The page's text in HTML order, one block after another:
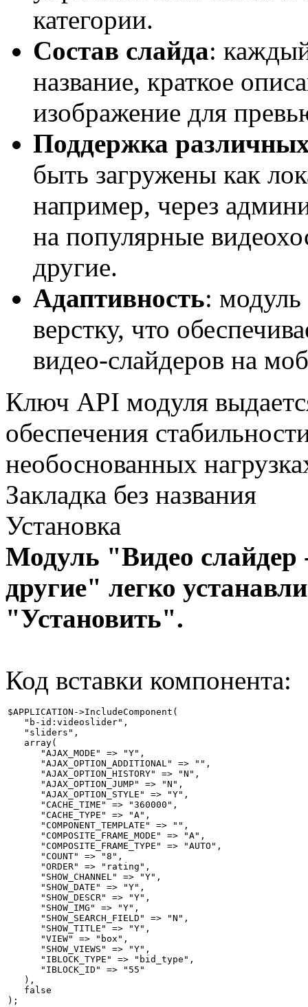
категории.
Состав слайда:
название, краткое
изображение для
Поддержка
быть загружены как
например, через
на популярные
другие.
Адаптивность:
верстку, что
видео-слайдеров на
Ключ API модуля
обеспечения
необоснованных
Закладка без названия
Установка
Модуль "Видео слайдер
другие" легко
"Установить".
Код вставки компонента:
$APPLICATION->IncludeComponent(
"b-id:videoslider",
"sliders",
array(
"AJAX_MODE" => "Y",
"AJAX_OPTION_ADDITIONAL" => "",
"AJAX_OPTION_HISTORY" => "N",
"AJAX_OPTION_JUMP" => "N",
"AJAX_OPTION_STYLE" => "Y",
"CACHE_TIME" => "360000",
"CACHE_TYPE" => "A",
"COMPONENT_TEMPLATE" => "",
"COMPOSITE_FRAME_MODE" => "A",
"COMPOSITE_FRAME_TYPE" => "AUTO",
"COUNT" => "8",
"ORDER" => "rating",
"SHOW_CHANNEL" => "Y",
"SHOW_DATE" => "Y",
"SHOW_DESCR" => "Y",
"SHOW_IMG" => "Y",
"SHOW_SEARCH_FIELD" => "N",
"SHOW_TITLE" => "Y",
"VIEW" => "box",
"SHOW_VIEWS" => "Y",
"IBLOCK_TYPE" => "bid_type",
"IBLOCK_ID" => "55"
),
false
);